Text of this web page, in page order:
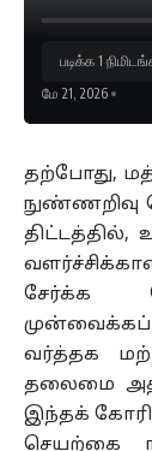
மே 21, 2026
படிக்க 1
தற்போது,
நுண்ணறிவு
திட்டத்தில்,
சேர்க்க
வர்த்தக
தலைமை
இந்தக்
செயற்கை